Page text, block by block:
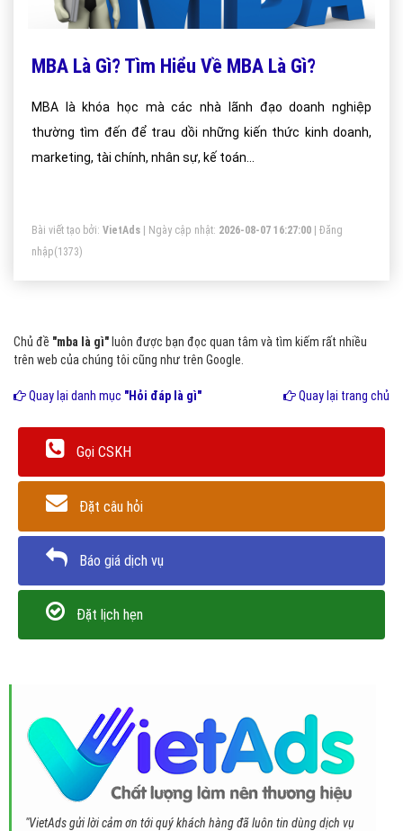
MBA Là Gì? Tìm Hiểu Về MBA Là Gì?
MBA là khóa học mà các nhà lãnh đạo doanh nghiệp
thường tìm đến để trau dồi những kiến thức kinh doanh,
marketing, tài chính, nhân sự, kế toán...
Bài viết tạo bởi: VietAds | Ngày cập nhật: 2026-08-07 16:27:00
Đăng
nhập(1373)
Chủ đề "mba là gì" luôn được bạn đọc quan tâm và tìm kiếm rất nhiều
trên web của chúng tôi cũng như trên Google.
Quay lại danh mục "Hỏi đáp là gì" Quay lại trang chủ
Gọi CSKH
Đặt câu hỏi
Báo giá dịch vụ
Đặt lịch hẹn
"VietAds gửi lời cảm ơn tới quý khách hàng đã luôn tin dùng dịch vụ